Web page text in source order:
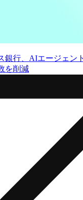
銀行、AIエージェン
を削減